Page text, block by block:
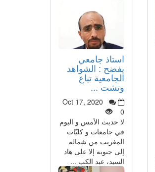
استاذ جامعي
يفضح : الشواهد
الجامعية تباع
وتشت ...
Oct 17, 2020
0
لا حديث الأمس و اليوم
في جامعات و كليّات
المغريب من شماله
إلى جنوبه إلا على هاد
السيد، عبد الكب ...